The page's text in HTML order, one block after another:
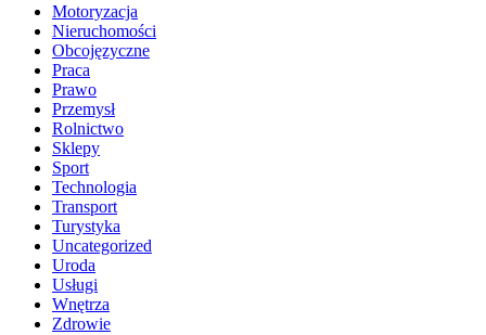
Motoryzacja
Nieruchomości
Obcojęzyczne
Praca
Prawo
Przemysł
Rolnictwo
Sklepy
Sport
Technologia
Transport
Turystyka
Uncategorized
Uroda
Usługi
Wnętrza
Zdrowie